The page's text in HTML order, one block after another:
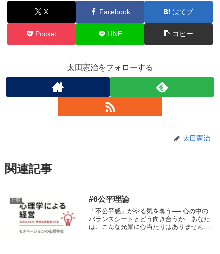
X Facebook はてブ
Pocket LINE コピー
太田憲治をフォローする
太田憲治
関連記事
仕事 #6公平理論
「不公平感」がやる気を奪う── 心の中の
バランスシートとどう向き合うか あなた
は、こんな光景に心当たりはありません